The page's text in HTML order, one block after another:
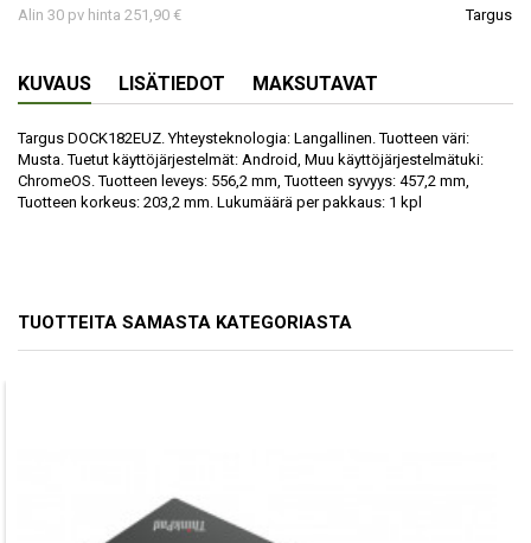
Alin 30 pv hinta 251,90 €
Targus
KUVAUS LISÄTIEDOT MAKSUTAVAT
Targus DOCK182EUZ. Yhteysteknologia: Langallinen. Tuotteen väri:
Musta. Tuetut käyttöjärjestelmät: Android, Muu käyttöjärjestelmätuki:
ChromeOS. Tuotteen leveys: 556,2 mm, Tuotteen syvyys: 457,2 mm,
Tuotteen korkeus: 203,2 mm. Lukumäärä per pakkaus: 1 kpl
TUOTTEITA SAMASTA KATEGORIASTA